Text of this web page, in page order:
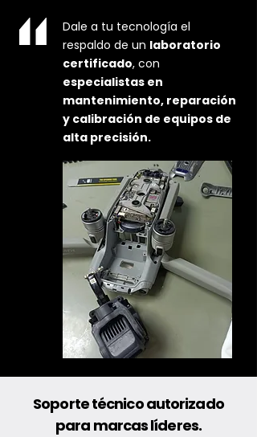
Dale a tu tecnología el
respaldo de un laboratorio
certificado, con
especialistas en
mantenimiento, reparación
y calibración de equipos de
alta precisión.
Soporte técnico autorizado
para marcas líderes.